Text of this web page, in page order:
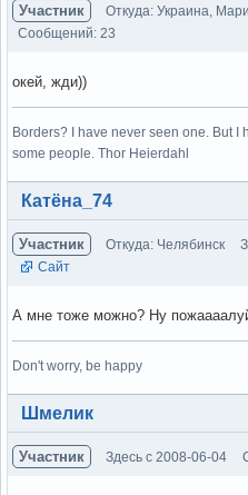
Участник Откуда: Украина,
Сообщений: 23
окей, жди))
Borders? I have never seen one. But I
some people. Thor Heierdahl
Вне форума
Катёна_74
Участник Откуда: Челябинск
Сайт
А мне тоже можно? Ну
Don't worry, be happy
Вне форума
Шмелик
Участник Здесь с 2008-06-04